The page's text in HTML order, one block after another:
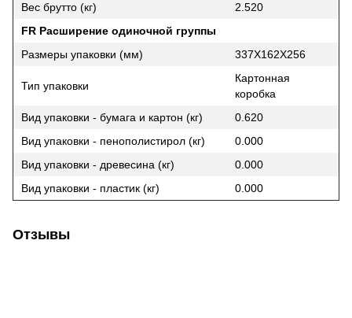
Вес брутто (кг)
2.520
FR Расширение одиночной группы
Размеры упаковки (мм)
337X162X256
Тип упаковки
Картонная
коробка
Вид упаковки - бумага и картон (кг)
0.620
Вид упаковки - пенополистирол (кг)
0.000
Вид упаковки - древесина (кг)
0.000
Вид упаковки - пластик (кг)
0.000
Отзывы